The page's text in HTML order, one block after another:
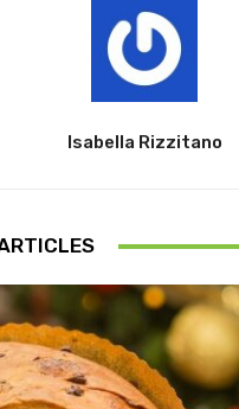
Isabella Rizzitano